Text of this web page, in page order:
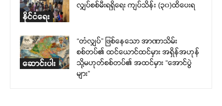
နိုင်ငံရေး
လျှပ်စစ်မီးရရှိရေး ကျပ်သိန်း (၃၀)ထိပေးရ
ဆောင်းပါး
“တံလျှပ်” ဖြစ်နေသော အာဏာသိမ်း
စစ်တပ်၏ ထင်ယောင်ထင်မှား အရှိန်အဟုန်
သို့မဟုတ်စစ်တပ်၏ အထင်မှား “အောင်ပွဲ
များ”